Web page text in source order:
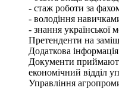
- стаж роботи за
- володіння
- знання української
Претенденти на
Додаткова
Документи
економічний відділ
Управління